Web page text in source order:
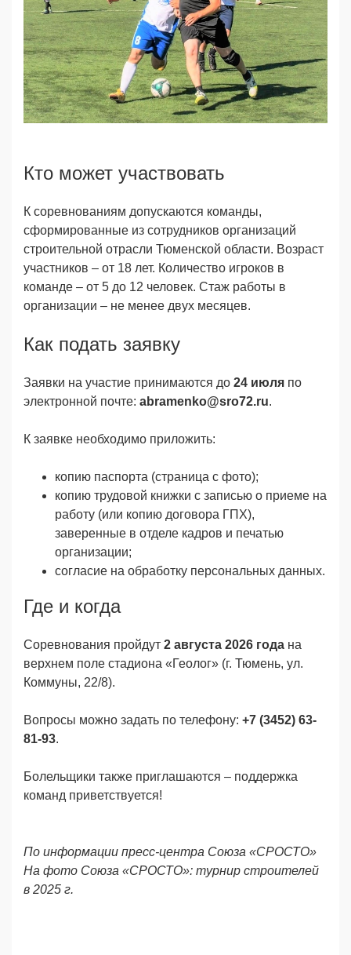
Кто может участвовать
К соревнованиям допускаются команды,
сформированные из сотрудников организаций
строительной отрасли Тюменской области. Возраст
участников – от 18 лет. Количество игроков в
команде – от 5 до 12 человек. Стаж работы в
организации – не менее двух месяцев.
Как подать заявку
Заявки на участие принимаются до 24 июля по
электронной почте: abramenko@sro72.ru.
К заявке необходимо приложить:
копию паспорта (страница с фото);
копию трудовой книжки с записью о приеме на
работу (или копию договора ГПХ),
заверенные в отделе кадров и печатью
организации;
согласие на обработку персональных данных.
Где и когда
Соревнования пройдут 2 августа 2026 года на
верхнем поле стадиона «Геолог» (г. Тюмень, ул.
Коммуны, 22/8).
Вопросы можно задать по телефону: +7 (3452) 63-
81-93.
Болельщики также приглашаются – поддержка
команд приветствуется!
По информации пресс-центра Союза «СРОСТО»
На фото Союза «СРОСТО»: турнир строителей
в 2025 г.